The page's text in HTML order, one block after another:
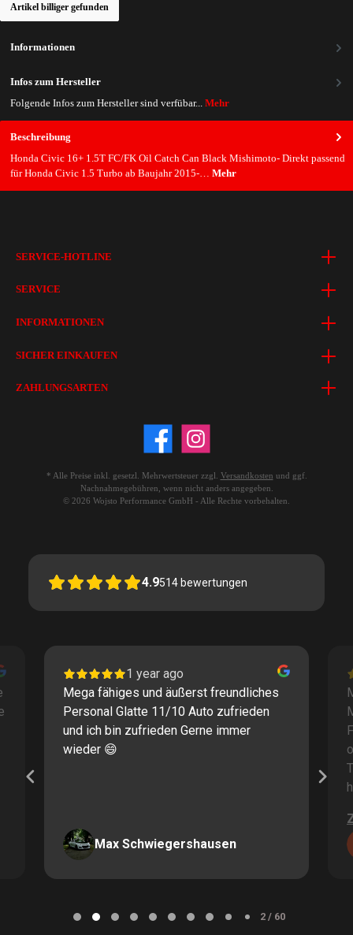
Artikel billiger gefunden
Beschreibung
Honda Civic 16+ 1.5T FC/FK Oil Catch Can Black Mishimoto- Direkt passend
für Honda Civic 1.5 Turbo ab Baujahr 2015-… Mehr
Informationen
Infos zum Hersteller
Folgende Infos zum Hersteller sind verfübar... Mehr
SERVICE-HOTLINE
SERVICE
INFORMATIONEN
SICHER EINKAUFEN
ZAHLUNGSARTEN
* Alle Preise inkl. gesetzl. Mehrwertsteuer zzgl. Versandkosten und ggf.
Nachnahmegebühren, wenn nicht anders angegeben.
© 2026 Wojsto Performance GmbH - Alle Rechte vorbehalten.
4.9514 bewertungen
1 year ago
Mega fähiges und äußerst freundliches
Personal Glatte 11/10 Auto zufrieden
und ich bin zufrieden Gerne immer
wieder 😄
Max Schwiegershausen
2 / 60